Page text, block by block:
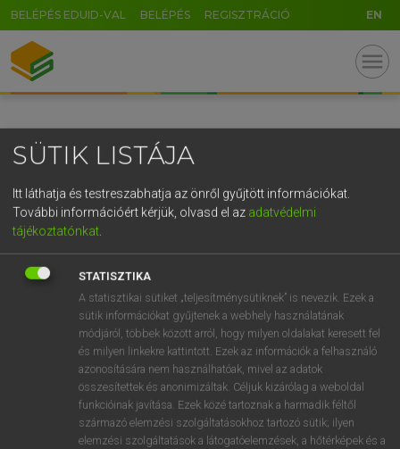
BELÉPÉS EDUID-VAL BELÉPÉS REGISZTRÁCIÓ EN
menu
SÜTIK LISTÁJA
Itt láthatja és testreszabhatja az önről gyűjtött információkat.
További információért kérjük, olvasd el az adatvédelmi
tájékoztatónkat
STATISZTIKA
A statisztikai sütiket „teljesítménysütiknek” is nevezik. Ezek a
sütik információkat gyűjtenek a webhely használatának
módjáról, többek között arról, hogy milyen oldalakat keresett fel
és milyen linkekre kattintott. Ezek az információk a felhasználó
azonosítására nem használhatóak, mivel az adatok
összesítettek és anonimizáltak. Céljuk kizárólag a weboldal
funkcióinak javítása. Ezek közé tartoznak a harmadik féltől
származó elemzési szolgáltatásokhoz tartozó sütik; ilyen
elemzési szolgáltatások a látogatóelemzések, a hőtérképek és a
GR
5
g h k l
v b n m , . - AltGr